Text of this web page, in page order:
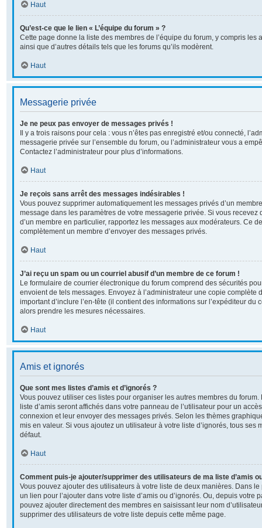
Haut
Qu’est-ce que le lien « L’équipe du forum » ?
Cette page donne la liste des membres de l’équipe du forum, y compris les
ainsi que d’autres détails tels que les forums qu’ils modèrent.
Haut
Messagerie privée
Je ne peux pas envoyer de messages privés !
Il y a trois raisons pour cela : vous n’êtes pas enregistré et/ou connecté,
messagerie privée sur l’ensemble du forum, ou l’administrateur vous a
Contactez l’administrateur pour plus d’informations.
Haut
Je reçois sans arrêt des messages indésirables !
Vous pouvez supprimer automatiquement les messages privés d’un
message dans les paramètres de votre messagerie privée. Si vous recevez
d’un membre en particulier, rapportez les messages aux modérateurs. Ce
complètement un membre d’envoyer des messages privés.
Haut
J’ai reçu un spam ou un courriel abusif d’un membre de ce forum !
Le formulaire de courrier électronique du forum comprend des sécurités
envoient de tels messages. Envoyez à l’administrateur une copie complète
important d’inclure l’en-tête (il contient des informations sur l’expéditeur du
alors prendre les mesures nécessaires.
Haut
Amis et ignorés
Que sont mes listes d’amis et d’ignorés ?
Vous pouvez utiliser ces listes pour organiser les autres membres du
liste d’amis seront affichés dans votre panneau de l’utilisateur pour un
connexion et leur envoyer des messages privés. Selon les thèmes
mis en valeur. Si vous ajoutez un utilisateur à votre liste d’ignorés, tous ses
défaut.
Haut
Comment puis-je ajouter/supprimer des utilisateurs de ma liste d’amis
Vous pouvez ajouter des utilisateurs à votre liste de deux manières. Dans
un lien pour l’ajouter dans votre liste d’amis ou d’ignorés. Ou, depuis votre
pouvez ajouter directement des membres en saisissant leur nom
supprimer des utilisateurs de votre liste depuis cette même page.